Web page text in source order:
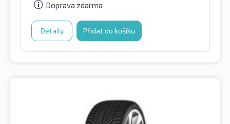
Doprava zdarma
Detaily Přidat do košíku